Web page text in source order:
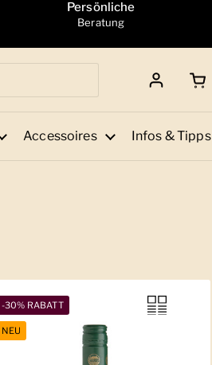
Persönliche
Beratung
Accessoires Infos & Tipps
-30% RABATT
NEU